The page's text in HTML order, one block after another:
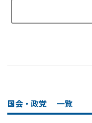
国会・政党 一覧